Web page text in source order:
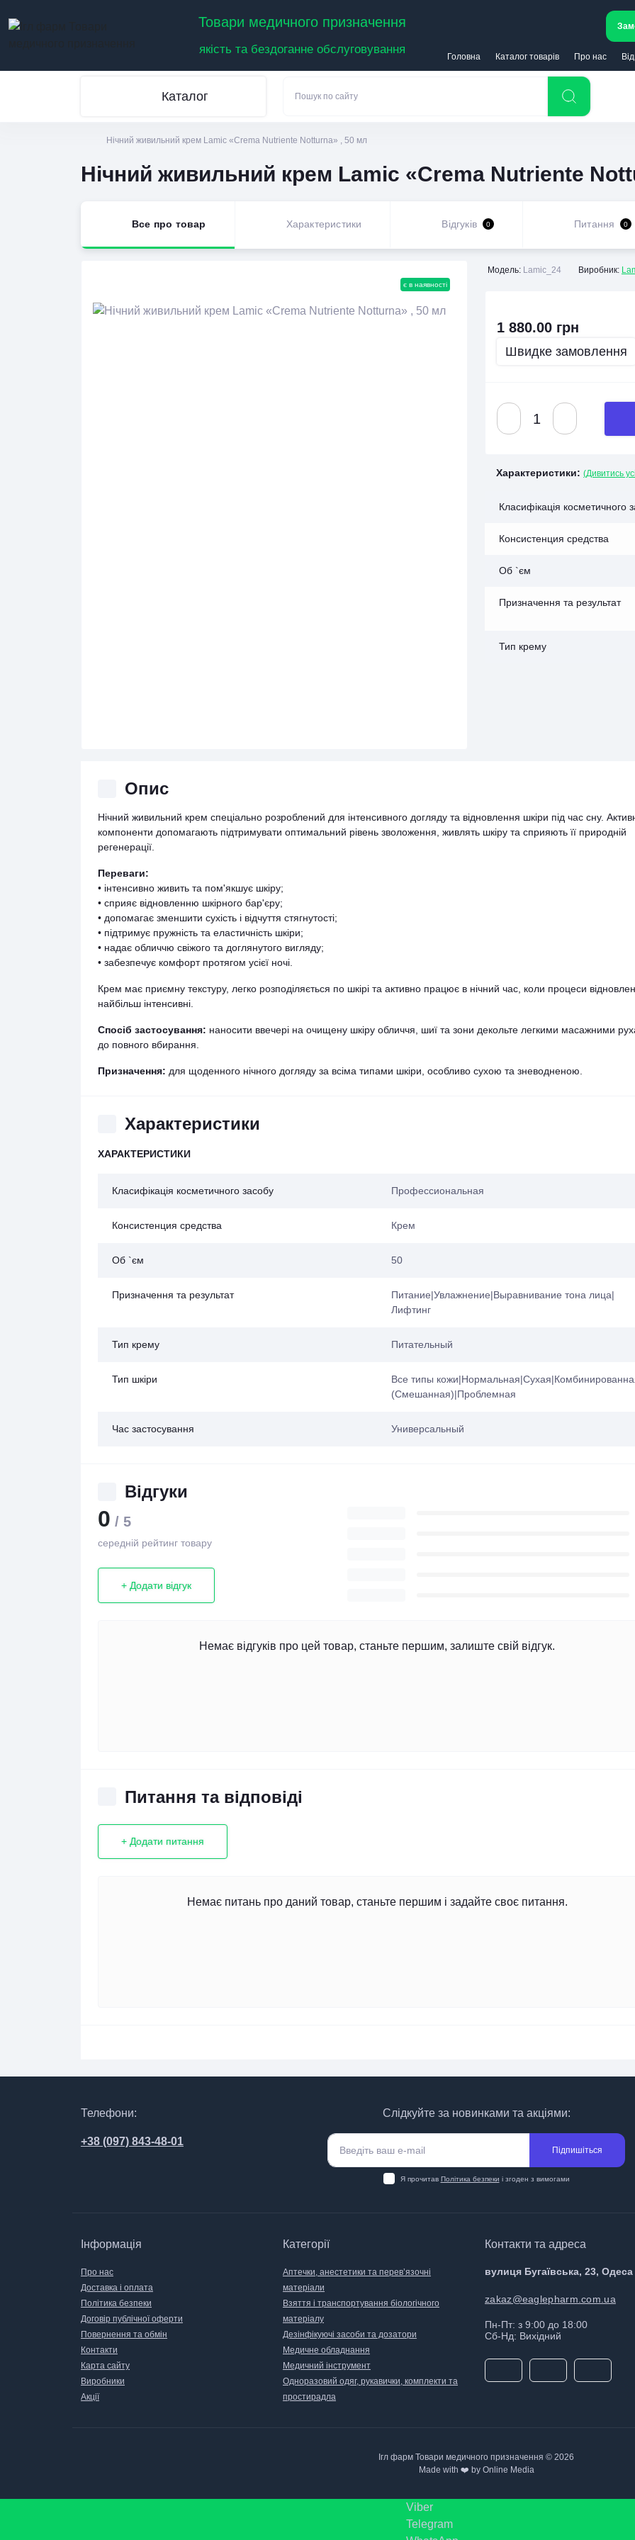
Товари медичного призначення
якість та бездоганне обслуговування
Головна Каталог товарів Про нас
Каталог
Нічний живильний крем Lamic «Crema Nutriente Notturna» , 50 мл
Нічний живильний крем Lamic «Crema Nutriente
Все про товар Характеристики Відгуків 0 Питання 0
є в наявності
Модель: Lamic_24 Виробник:
1 880.00 грн
Швидке замовлення
Характеристики: (Дивитись
Класифікація косметичного
Консистенция средства
Об `єм
Призначення та результат
Тип крему
Опис
Нічний живильний крем спеціально розроблений для інтенсивного догляду та відновлення шкіри під час сну.
компоненти допомагають підтримувати оптимальний рівень зволоження, живлять шкіру та сприяють її природній
регенерації.
Переваги:
• інтенсивно живить та пом'якшує шкіру;
• сприяє відновленню шкірного бар'єру;
• допомагає зменшити сухість і відчуття стягнутості;
• підтримує пружність та еластичність шкіри;
• надає обличчю свіжого та доглянутого вигляду;
• забезпечує комфорт протягом усієї ночі.
Крем має приємну текстуру, легко розподіляється по шкірі та активно працює в нічний час, коли процеси
найбільш інтенсивні.
Спосіб застосування: наносити ввечері на очищену шкіру обличчя, шиї та зони декольте легкими масажними
до повного вбирання.
Призначення: для щоденного нічного догляду за всіма типами шкіри, особливо сухою та зневодненою.
Характеристики
ХАРАКТЕРИСТИКИ
Класифікація косметичного засобу Профессиональная
Консистенция средства Крем
Об `єм 50
Призначення та результат
Питание|Увлажнение|Выравнивание тона лица|
Лифтинг
Тип крему Питательный
Тип шкіри
Все типы
(Смешанная)|Проблемная
Час застосування Универсальный
Відгуки
0 / 5
середній рейтинг товару
+ Додати відгук
Немає відгуків про цей товар, станьте першим, залиште свій відгук.
Питання та відповіді
+ Додати питання
Немає питань про даний товар, станьте першим і задайте своє питання.
Телефони:
+38 (097) 843-48-01
Слідкуйте за новинками та акціями:
Підпишіться
Я прочитав Політика безпеки і згоден з вимогами
Інформація
Про нас
Доставка і оплата
Політика безпеки
Договір публічної оферти
Повернення та обмін
Контакти
Карта сайту
Виробники
Акції
Категорії
Аптечки, анестетики та перев’язочні
матеріали
Взяття і транспортування біологічного
матеріалу
Дезінфікуючі засоби та дозатори
Медичне обладнання
Медичний інструмент
Одноразовий одяг, рукавички, комплекти та
простирадла
Контакти та адреса
вулиця Бугаївська, 23, Одеса
zakaz@eaglepharm.com.ua
Пн-Пт: з 9:00 до 18:00
Сб-Нд: Вихідний
Ігл фарм Товари медичного призначення © 2026
Made with ❤️ by Online Media
Viber
Telegram